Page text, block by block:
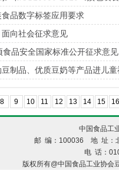
品数字标签应用要求
面向社会征求意见
食品安全国家标准公开征求意见
豆制品、优质豆奶等产品进儿
8 9 10 11 12 13 14 15 16
中国食品工
邮 编：100036 地 址：
电 话：
版权所有@中国食品工业协